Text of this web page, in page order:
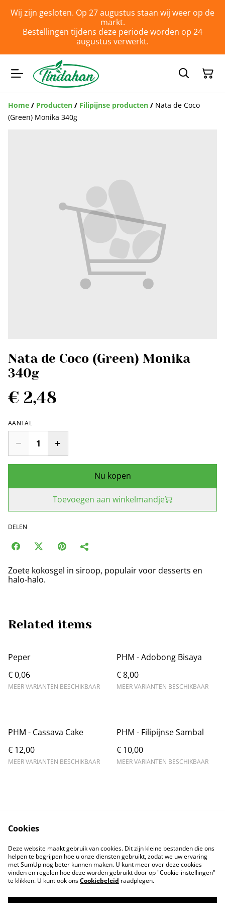
Wij zijn gesloten. Op 27 augustus staan wij weer op de
markt.
Bestellingen tijdens deze periode worden op 24
augustus verwerkt.
Home / Producten / Filipijnse producten / Nata de Coco
(Green) Monika 340g
Nata de Coco (Green) Monika
340g
€ 2,48
AANTAL
Nu kopen
Toevoegen aan winkelmandje
DELEN
Zoete kokosgel in siroop, populair voor desserts en
halo-halo.
Related items
Peper
€ 0,06
MEER VARIANTEN BESCHIKBAAR
PHM - Adobong Bisaya
€ 8,00
MEER VARIANTEN BESCHIKBAAR
PHM - Cassava Cake
€ 12,00
MEER VARIANTEN BESCHIKBAAR
PHM - Filipijnse Sambal
€ 10,00
MEER VARIANTEN BESCHIKBAAR
Contact
Voorwaarden
Privacybeleid
Cookiebeleid
Cookies
Deze website maakt gebruik van cookies. Dit zijn kleine bestanden die ons
helpen te begrijpen hoe u onze diensten gebruikt, zodat we uw ervaring
met SumUp nog beter kunnen maken. U kunt meer over deze cookies
vinden en regelen hoe deze worden gebruikt door op "Cookie-instellingen"
te klikken. U kunt ook onsCookiebeleid raadplegen.